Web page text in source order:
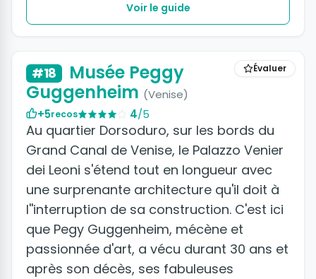
Voir le guide
Évaluer
#18
Musée Peggy
Guggenheim (Venise)
+5recos 4/5
Au quartier Dorsoduro, sur les bords du
Grand Canal de Venise, le Palazzo Venier
dei Leoni s'étend tout en longueur avec
une surprenante architecture qu'il doit à
l''interruption de sa construction. C'est ici
que Pegy Guggenheim, mécène et
passionnée d'art, a vécu durant 30 ans et
après son décès, ses fabuleuses